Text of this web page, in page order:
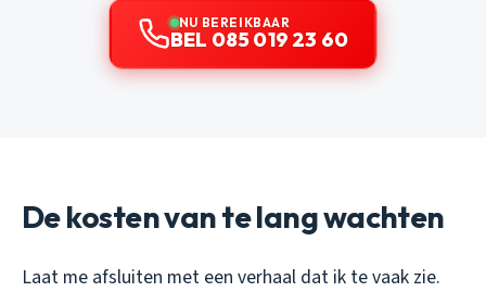
NU BEREIKBAAR
BEL 085 019 23 60
De kosten van te lang wachten
Laat me afsluiten met een verhaal dat ik te vaak zie.